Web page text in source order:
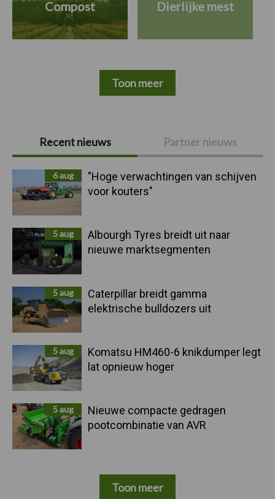
Primaire
Sidebar
Recent nieuws Partner nieuws
6 aug
"Hoge verwachtingen van schijven
voor kouters"
5 aug
Albourgh Tyres breidt uit naar
nieuwe marktsegmenten
5 aug
Caterpillar breidt gamma
elektrische bulldozers uit
5 aug
Komatsu HM460-6 knikdumper legt
lat opnieuw hoger
5 aug
Nieuwe compacte gedragen
pootcombinatie van AVR
Toon meer
Compost Dierlijke mest
Toon meer